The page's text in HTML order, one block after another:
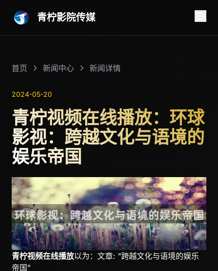
青柠影院传媒
首页 新闻中心 新闻详情
2024-05-20
青柠视频在线播放：环球
影视：跨越文化与语境的
娱乐帝国
青柠视频在线播放以为：文章: "跨越文化与语境的娱乐
帝国"